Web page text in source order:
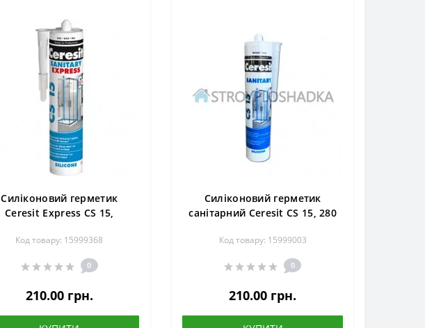
Силіконовий герметик
Ceresit Express CS 15,
прозорий
Код товару: 15999368
0
210.00 грн.
Силіконовий герметик
санітарний Ceresit CS 15, 280
Код товару: 15999003
0
210.00 грн.